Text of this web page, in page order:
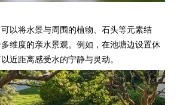
以将水景与周围的植物、石头等元素结
维度的亲水景观。例如，在池塘边设置休
近距离感受水的宁静与灵动。